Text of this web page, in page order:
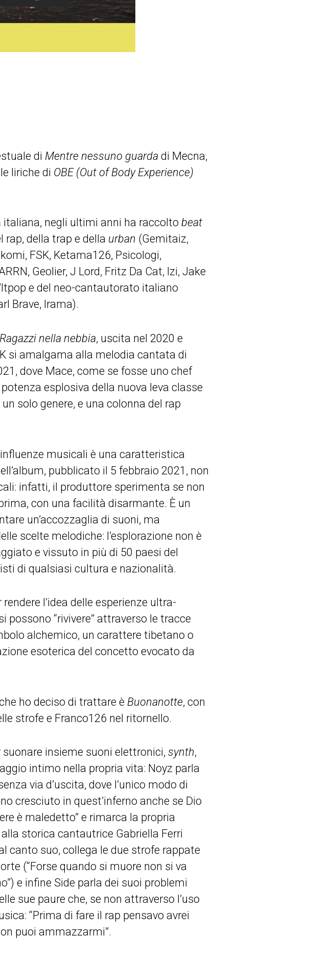
di Mentre nessuno guarda di Mecna,
liriche di OBE (Out of Body Experience)
negli ultimi anni ha raccolto beat
rap, della trap e della urban (Gemitaiz,
FSK, Ketama126, Psicologi,
Geolier, J Lord, Fritz Da Cat, Izi, Jake
e del neo-cantautorato italiano
Brave, Irama).
Ragazzi nella nebbia, uscita nel 2020 e
si amalgama alla melodia cantata di
dove Mace, come se fosse uno chef
esplosiva della nuova leva classe
solo genere, e una colonna del rap
musicali è una caratteristica
pubblicato il 5 febbraio 2021, non
infatti, il produttore sperimenta se non
con una facilità disarmante. È un
un’accozzaglia di suoni, ma
scelte melodiche: l’esplorazione non è
e vissuto in più di 50 paesi del
di qualsiasi cultura e nazionalità.
l’idea delle esperienze ultra-
possono “rivivere” attraverso le tracce
alchemico, un carattere tibetano o
esoterica del concetto evocato da
ho deciso di trattare è Buonanotte, con
strofe e Franco126 nel ritornello.
suonare insieme suoni elettronici, synth,
intimo nella propria vita: Noyz parla
via d’uscita, dove l’unico modo di
cresciuto in quest’inferno anche se Dio
è maledetto” e rimarca la propria
storica cantautrice Gabriella Ferri
canto suo, collega le due strofe rappate
(“Forse quando si muore non si va
e infine Side parla dei suoi problemi
sue paure che, se non attraverso l’uso
“Prima di fare il rap pensavo avrei
puoi ammazzarmi”.